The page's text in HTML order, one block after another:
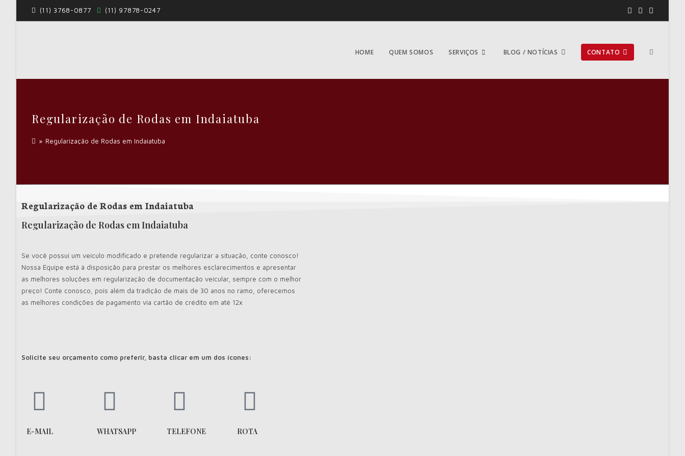
(11) 3768-0877 (11) 97878-0247
HOME QUEM SOMOS SERVIÇOS BLOG / NOTÍCIAS CONTATO
Regularização de Rodas em Indaiatuba
» Regularização de Rodas em Indaiatuba
Regularização de Rodas em Indaiatuba
Regularização de Rodas em Indaiatuba
Se você possui um veículo modificado e pretende regularizar a situação, conte conosco!
Nossa Equipe está à disposição para prestar os melhores esclarecimentos e apresentar
as melhores soluções em regularização de documentação veicular, sempre com o melhor
preço! Conte conosco, pois além da tradição de mais de 30 anos no ramo, oferecemos
as melhores condições de pagamento via cartão de crédito em até 12x
Solicite seu orçamento como preferir, basta clicar em um dos ícones:
E-MAIL WHATSAPP TELEFONE ROTA